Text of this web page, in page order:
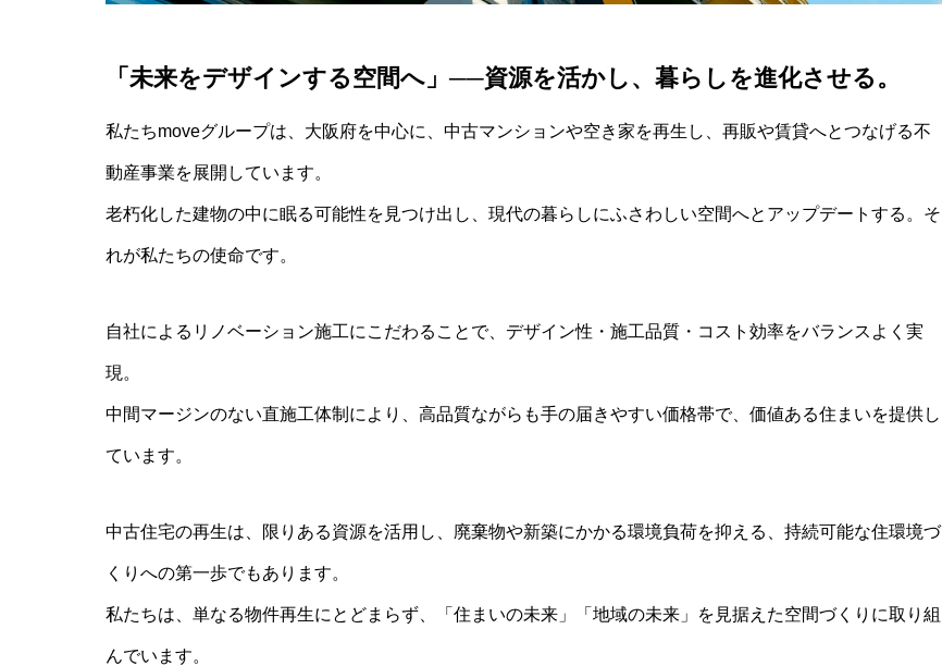
「未来をデザインする空間へ」──資源を活かし、暮らしを進化させる。
私たちmoveグループは、大阪府を中心に、中古マンションや空き家を再生し、再販や賃貸へとつなげる不
動産事業を展開しています。
老朽化した建物の中に眠る可能性を見つけ出し、現代の暮らしにふさわしい空間へとアップデートする。そ
れが私たちの使命です。
自社によるリノベーション施工にこだわることで、デザイン性・施工品質・コスト効率をバランスよく実
現。
中間マージンのない直施工体制により、高品質ながらも手の届きやすい価格帯で、価値ある住まいを提供し
ています。
中古住宅の再生は、限りある資源を活用し、廃棄物や新築にかかる環境負荷を抑える、持続可能な住環境づ
くりへの第一歩でもあります。
私たちは、単なる物件再生にとどまらず、「住まいの未来」「地域の未来」を見据えた空間づくりに取り組
んでいます。